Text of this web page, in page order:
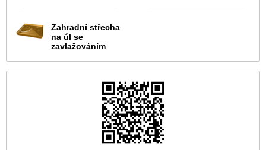
Zahradní střecha
na úl se
zavlažováním